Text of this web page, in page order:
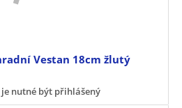
Vestan 18cm žlutý
nutné být přihlášený